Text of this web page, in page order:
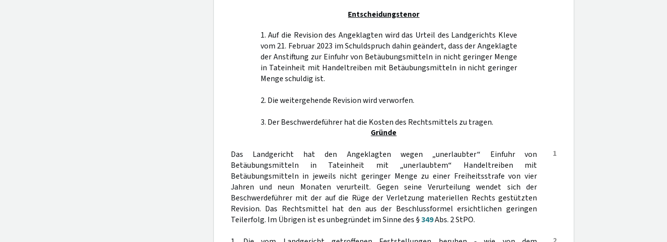
Entscheidungstenor
1. Auf die Revision des Angeklagten wird das Urteil des Landgerichts Kleve
vom 21. Februar 2023 im Schuldspruch dahin geändert, dass der Angeklagte
der Anstiftung zur Einfuhr von Betäubungsmitteln in nicht geringer Menge
in Tateinheit mit Handeltreiben mit Betäubungsmitteln in nicht geringer
Menge schuldig ist.
2. Die weitergehende Revision wird verworfen.
3. Der Beschwerdeführer hat die Kosten des Rechtsmittels zu tragen.
Gründe
1
Das Landgericht hat den Angeklagten wegen „unerlaubter“ Einfuhr von
Betäubungsmitteln in Tateinheit mit „unerlaubtem“ Handeltreiben mit
Betäubungsmitteln in jeweils nicht geringer Menge zu einer Freiheitsstrafe von vier
Jahren und neun Monaten verurteilt. Gegen seine Verurteilung wendet sich der
Beschwerdeführer mit der auf die Rüge der Verletzung materiellen Rechts gestützten
Revision. Das Rechtsmittel hat den aus der Beschlussformel ersichtlichen geringen
Teilerfolg. Im Übrigen ist es unbegründet im Sinne des §349Abs. 2 StPO.